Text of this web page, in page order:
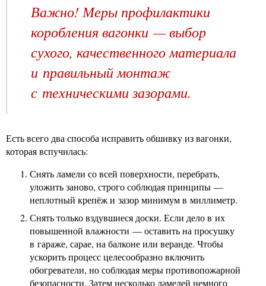
Важно! Меры профилактики
коробления вагонки — выбор
сухого, качественного материала
и правильный монтаж
с техническими зазорами.
Есть всего два способа исправить обшивку из вагонки,
которая вспучилась:
Снять ламели со всей поверхности, перебрать,
уложить заново, строго соблюдая принципы —
неплотный крепёж и зазор минимум в миллиметр.
Снять только вздувшиеся доски. Если дело в их
повышенной влажности — оставить на просушку
в гараже, сарае, на балконе или веранде. Чтобы
ускорить процесс целесообразно включить
обогреватели, но соблюдая меры противопожарной
безопасности. Затем несколько ламелей немного